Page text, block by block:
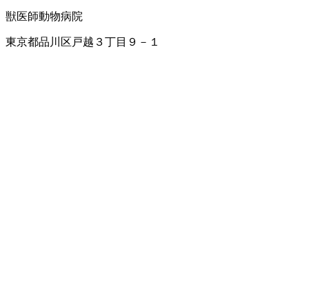
獣医師動物病院
東京都品川区戸越３丁目９－１